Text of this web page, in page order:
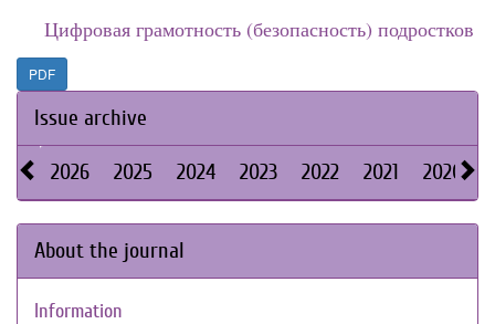
Цифровая грамотность (безопасность) подростков
PDF
Issue archive
2026 2025 2024 2023 2022 2021 2020
About the journal
Information